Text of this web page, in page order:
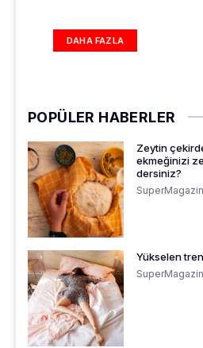
DAHA FAZLA
POPÜLER HABERLER
Zeytin
ekmeğinizi
dersiniz?
SuperMagazin
Yükselen
SuperMagazin